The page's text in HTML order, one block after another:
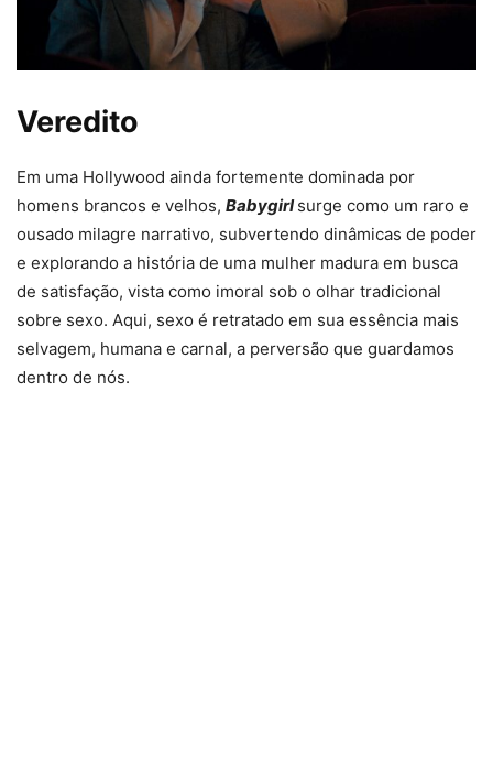
Veredito
Em uma Hollywood ainda fortemente dominada por
homens brancos e velhos, Babygirl surge como um raro e
ousado milagre narrativo, subvertendo dinâmicas de poder
e explorando a história de uma mulher madura em busca
de satisfação, vista como imoral sob o olhar tradicional
sobre sexo. Aqui, sexo é retratado em sua essência mais
selvagem, humana e carnal, a perversão que guardamos
dentro de nós.